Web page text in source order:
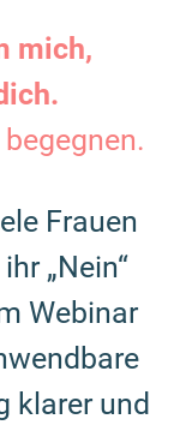
mich,
Frauen
„Nein“
Webinar
klarer und